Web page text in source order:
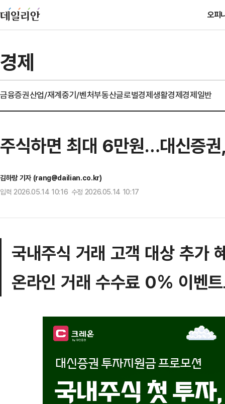
오피
경제
금융증권산업/재계중기/벤처부동산글로벌경제생활경제경제일반
주식하면 최대 6만원…대신증
김하랑 기자 (rang@dailian.co.kr)
입력 2026.05.14 10:16 수정 2026.05.14 10:17
국내주식 거래 고객 대상 추가
온라인 거래 수수료 0% 이벤